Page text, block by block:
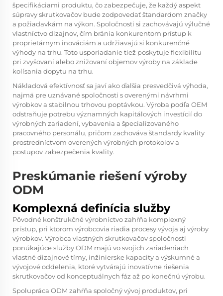
špecifikáciami produktu, čo zabezpečuje, že každý aspekt
súpravy skrutkovačov bude zodpovedať štandardom značky
a požiadavkám na výkon. Spoločnosti si zachovávajú výlučné
vlastníctvo dizajnov, čím bránia konkurentom prístup k
proprietárnym inováciám a udržiavajú si konkurenčné
výhody na trhu. Toto usporiadanie tiež poskytuje flexibilitu
pri zvyšovaní alebo znižovaní objemov výroby na základe
kolísania dopytu na trhu.
Nákladová efektívnosť sa javí ako ďalšia presvedčivá výhoda,
najmä pre uznávané spoločnosti s overenými návrhmi
výrobkov a stabilnou trhovou poptávkou. Výroba podľa OEM
odstraňuje potrebu významných kapitálových investícií do
výrobných zariadení, vybavenia a špecializovaného
pracovného personálu, pričom zachováva štandardy kvality
prostredníctvom overených výrobných protokolov a
postupov zabezpečenia kvality.
Preskúmanie riešení výroby
ODM
Komplexná definícia služby
Pôvodné konštrukčné výrobníctvo zahŕňa komplexný
prístup, pri ktorom výrobcovia riadia procesy vývoja aj výroby
výrobkov. Výrobca vlastných skrutkovačovspoločnosti
ponúkajúce služby ODM majú vo svojich zariadeniach
vlastné dizajnové tímy, inžinierske kapacity a výskumné a
vývojové oddelenia, ktoré vytvárajú inovatívne riešenia
skrutkovačov od konceptuálnych fáz až po konečnú výrobu.
Spolupráca ODM zahŕňa spoločný vývoj produktov, pri